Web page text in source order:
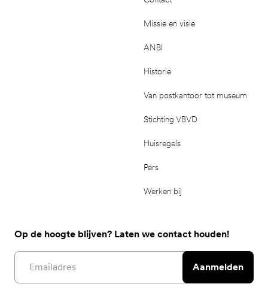
Missie en visie
ANBI
Historie
Van postkantoor tot museum
Stichting VBVD
Huisregels
Pers
Werken bij
Op de hoogte blijven? Laten we contact houden!
Email address
Aanmelden